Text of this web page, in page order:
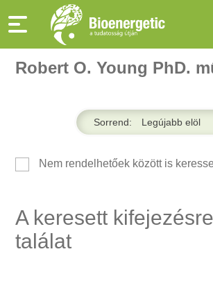
Robert O. Young PhD.
Sorrend:
Nem rendelhetőek között is
A keresett
találat